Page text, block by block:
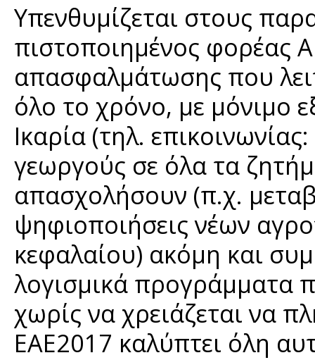
Υπενθυμίζεται στους
πιστοποιημένος φορέας
απασφαλμάτωσης που
όλο το χρόνο, με μόνιμο
Ικαρία (τηλ.
γεωργούς σε όλα τα
απασχολήσουν (π.χ.
ψηφιοποιήσεις νέων
κεφαλαίου) ακόμη και
λογισμικά προγράμματα
χωρίς να χρειάζεται να
ΕΑΕ2017 καλύπτει όλη